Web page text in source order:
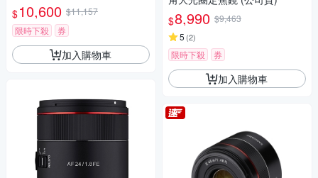
頭 公司貨
$10,600 $11,157
限時下殺
券
加入購物車
$8,990 $9,463
5 (2)
限時下殺 券
加入購物車